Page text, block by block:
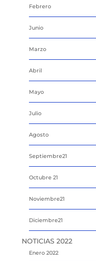
Febrero
Junio
Marzo
Abril
Mayo
Julio
Agosto
Septiembre21
Octubre 21
Noviembre21
Diciembre21
NOTICIAS 2022
Enero 2022